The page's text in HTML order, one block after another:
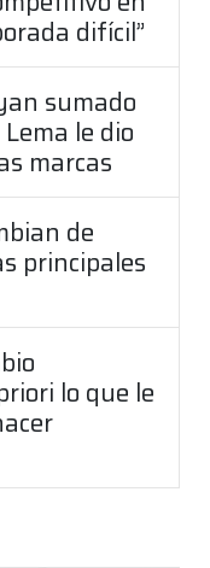
difícil”
sumado
le dio
marcas
de
principales
lo que le